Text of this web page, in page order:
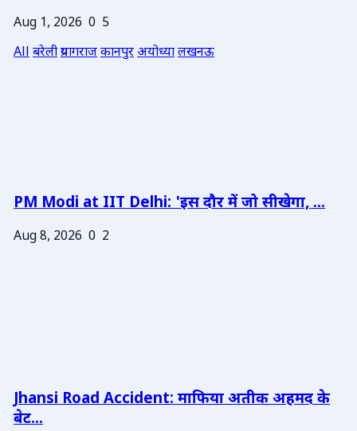
Aug 1, 2026 0 5
Allबरेलीप्रयागराजकानपुरअयोध्यालखनऊ
PM Modi at IIT Delhi: 'इस दौर में जो सीखेगा, ...
Aug 8, 2026 0 2
Jhansi Road Accident: माफिया अतीक अहमद के
बेट...